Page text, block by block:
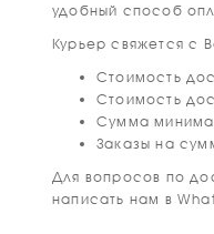
удобный способ
Курьер свяжется с
Стоимость
Стоимость
Сумма
Заказы на
Для вопросов по
написать нам в